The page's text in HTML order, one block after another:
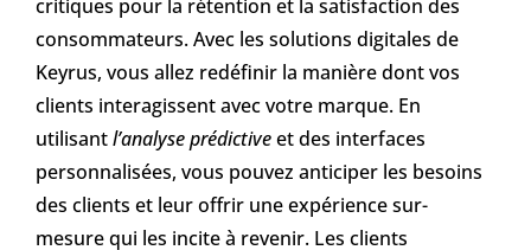
critiques pour la rétention et la satisfaction des
consommateurs. Avec les solutions digitales de
Keyrus, vous allez redéfinir la manière dont vos
clients interagissent avec votre marque. En
utilisantl’analyse prédictiveet des interfaces
personnalisées, vous pouvez anticiper les besoins
des clients et leur offrir une expérience sur-
mesure qui les incite à revenir. Les clients